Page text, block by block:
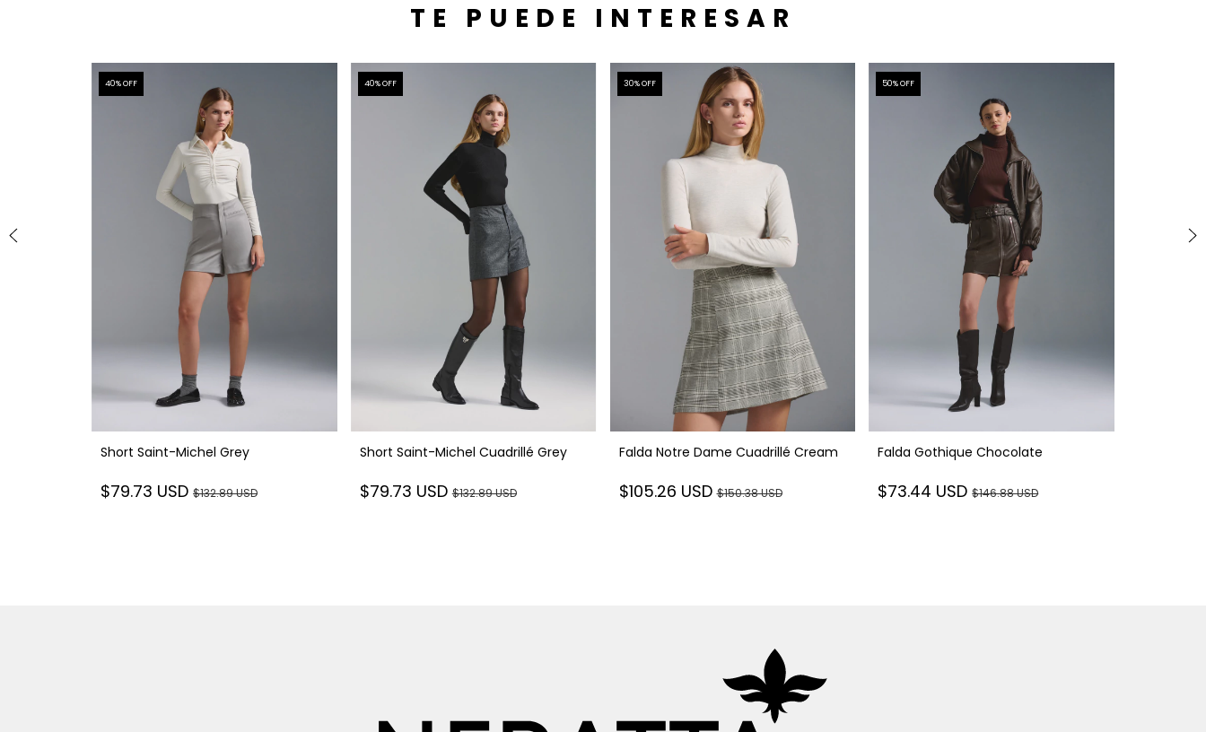
TE PUEDE INTERESAR
40% OFF
Short Saint-Michel Grey
$79.73 USD $132.89 USD
40% OFF
Short Saint-Michel Cuadrillé Grey
$79.73 USD$132.89 USD
30% OFF
Falda Notre Dame Cuadrillé Cream
$105.26 USD$150.38 USD
50% OFF
Falda Gothique Chocolate
$73.44 USD$146.88 USD